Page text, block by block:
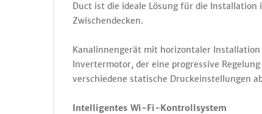
Duct ist die ideale Lösung für die Installation
Zwischendecken.
Kanalinnengerät mit horizontaler
Invertermotor, der eine progressive
verschiedene statische Druckeinstellungen
Intelligentes Wi-Fi-Kontrollsystem